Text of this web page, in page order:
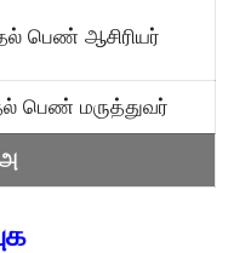
பெண் ஆசிரியர்
பெண் மருத்துவர்